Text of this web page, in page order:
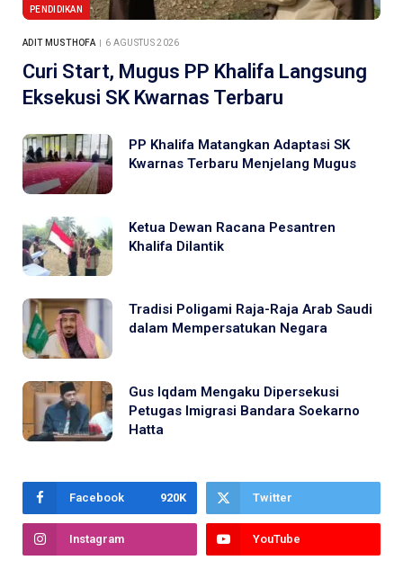
PENDIDIKAN
ADIT MUSTHOFA 6 AGUSTUS 2026
Curi Start, Mugus PP Khalifa Langsung
Eksekusi SK Kwarnas Terbaru
PP Khalifa Matangkan Adaptasi SK
Kwarnas Terbaru Menjelang Mugus
Ketua Dewan Racana Pesantren
Khalifa Dilantik
Tradisi Poligami Raja-Raja Arab Saudi
dalam Mempersatukan Negara
Gus Iqdam Mengaku Dipersekusi
Petugas Imigrasi Bandara Soekarno
Hatta
Facebook 920K Twitter
Instagram YouTube